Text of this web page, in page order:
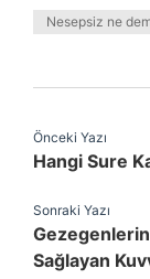
Nesepsiz ne
Önceki Yazı
Hangi Sure
Sonraki Yazı
Sağlayan